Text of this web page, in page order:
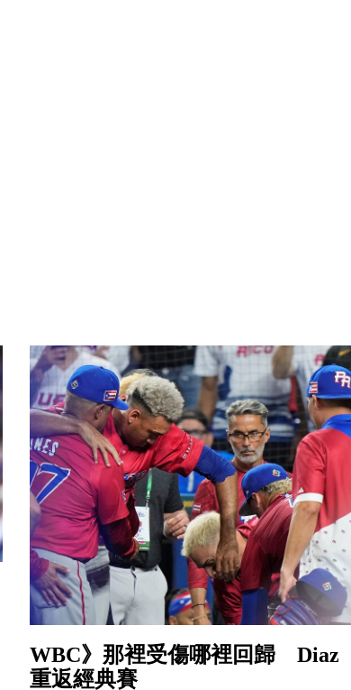
WBC》那裡受傷哪裡回歸 Diaz
重返經典賽